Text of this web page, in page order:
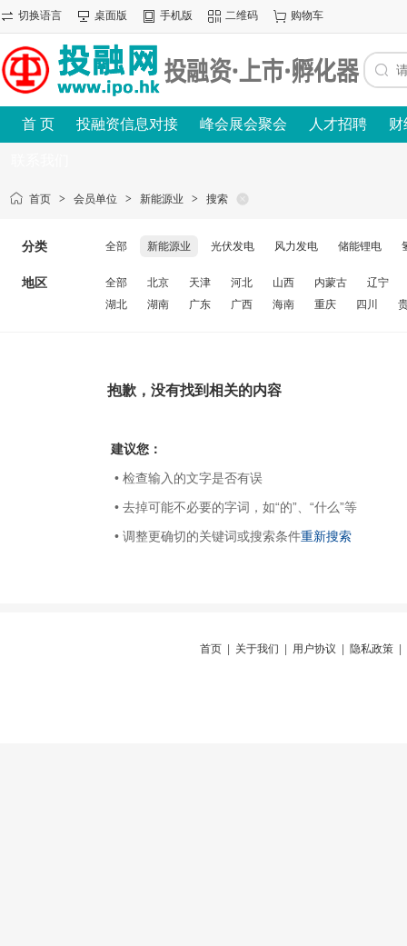
切换语言 桌面版 手机版 二维码 购物车
首 页 投融资信息对接 峰会展会聚会 人才招聘 财
首页 > 会员单位 > 新能源业 > 搜索
分类 全部 新能源业 光伏发电 风力发电 储能锂电
地区 全部 北京 天津 河北 山西 内蒙古
辽宁
湖北
湖南 广东 广西 海南 重庆 四川
抱歉，没有找到相关的内容
建议您：
• 检查输入的文字是否有误
• 去掉可能不必要的字词，如“的”、“什么”等
• 调整更确切的关键词或搜索条件重新搜索
首页 关于我们 用户协议 隐私政策